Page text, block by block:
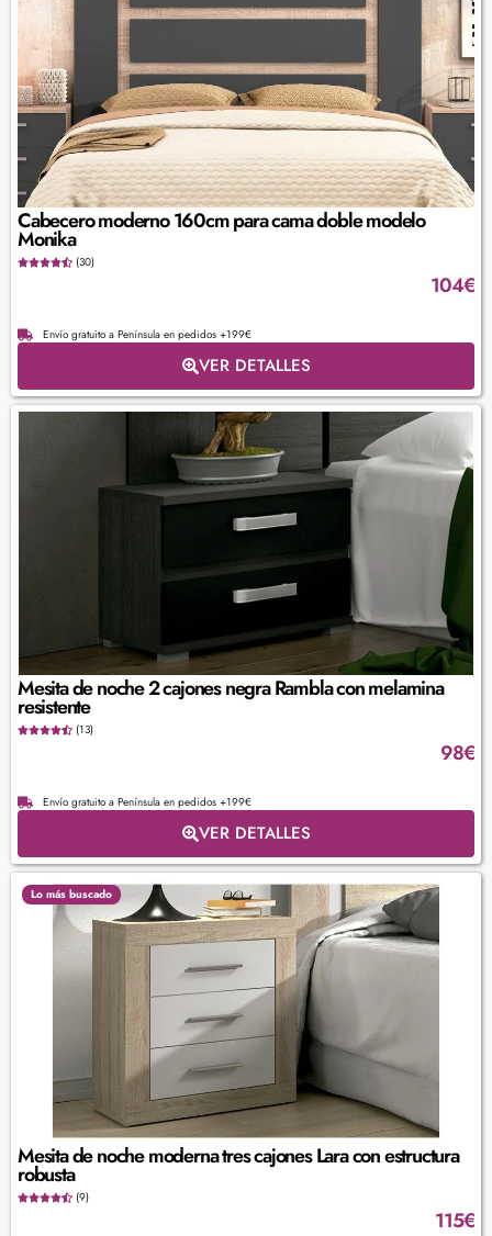
Cabecero moderno 160cm para cama doble modelo
Monika
(30)
104€
Envío gratuito a Península en pedidos +199€
VER DETALLES
Mesita de noche 2 cajones negra Rambla con melamina
resistente
(13)
98€
Envío gratuito a Península en pedidos +199€
VER DETALLES
Lo más buscado
Mesita de noche moderna tres cajones Lara con estructura
robusta
(9)
115€